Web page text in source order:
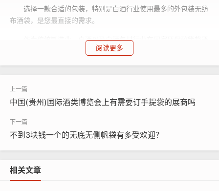
选择一款合适的包装，特别是白酒行业使用最多的外包装无纺
布酒袋，是您最直接的需求。
作为传统制造业，白酒以及白酒包材行业在国家环保政策趋严
与消费者环保意识提升的双重驱动下，环保成为高质量发展的必然
场“环保革命”，很多包装工厂迅速投身到绿色环保无纺布手提袋的
生产研发领域，引领行业绿色发展。
从材料到工艺的全链条环保布局，我们不仅响应了国家“双碳”
目标，也与酒业的生态保护战略形成共振。
品，采用丝网印刷、人工缝纫成型;第二代产品持续完善工艺流
程，彩印淋膜包边袋等投入使用;2015年后，第三代产品改为立体
阅读更多
中国(贵州)国际酒类博览会上有需要订手提袋的展商吗
不到3块钱一个的无底无侧帆袋有多受欢迎？
相关文章